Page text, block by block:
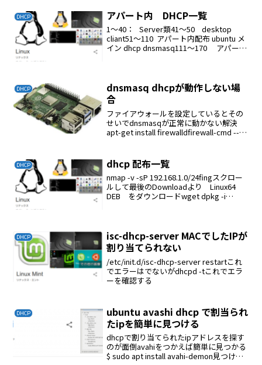
DHCP アパート内 DHCP一覧
1〜40： Server類41〜50 desktop
cliant51〜110 アパート内配布 ubuntu メ
イン dhcp dnsmasq111〜170 アパート
DHCP
dnsmasq dhcpが動作しない場
合
ファイアウォールを設定しているとその
せいでdnsmasqが正常に動かない解決
apt-get install firewalldfirewall-cmd --
DHCP dhcp 配布一覧
nmap -v -sP 192.168.1.0/24fingスクロー
ルして最後のDownloadより Linux64
DEB をダウンロードwget dpkg -i
DHCP
isc-dhcp-server MACでしたIPが
割り当てられない
/etc/init.d/isc-dhcp-server restartこれ
でエラーはでないがdhcpd -tこれでエラ
ーを確認する
DHCP
ubuntu avashi dhcp で割当られ
たipを簡単に見つける
dhcpで割り当てられたipアドレスを探す
のが面倒avahiをつかえば簡単に見つかる
$ sudo apt install avahi-demon見つけ方$